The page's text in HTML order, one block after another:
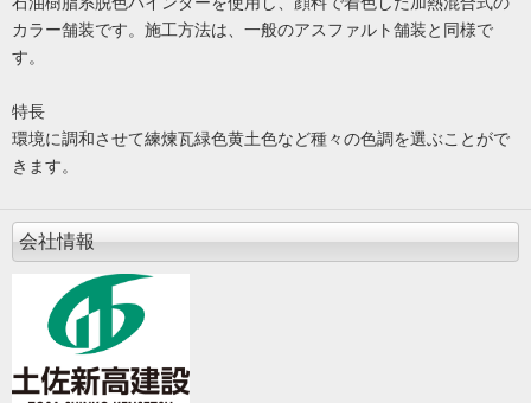
カラー舗装です。施工方法は、一般のアスファルト舗装と同様で
す。
特長
環境に調和させて練煉瓦緑色黄土色など種々の色調を選ぶことがで
きます。
会社情報